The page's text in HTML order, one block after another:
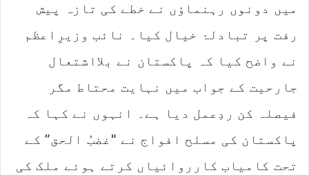
میں دونوں رہنماؤں نے خطے کی تازہ پیش
رفت پر تبادلۂ خیال کیا۔ نائب وزیرِاعظم
نے واضح کیا کہ پاکستان نے بلااشتعال
جارحیت کے جواب میں نہایت محتاط مگر
فیصلہ کن ردِعمل دیا ہے۔ انہوں نے کہا کہ
پاکستان کی مسلح افواج نے "غضبُ الحق” کے
تحت کامیاب کارروائیاں کرتے ہوئے ملک کی